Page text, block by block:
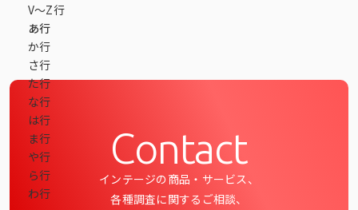
マーケティングリサーチ
データベース
データ解析・予測
マーケティング支援
マーケティングDX
課題から探す
V～Z行
あ行
か行
さ行
た行
な行
は行
ま行
や行
ら行
わ行
Contact
インテージの商品・サービス、
各種調査に関するご相談、